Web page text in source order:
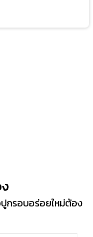
กรอบอร่อยใหม่ต้อง